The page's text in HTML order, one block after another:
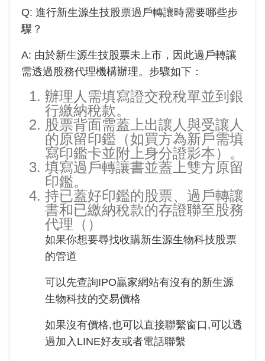
Q: 進行新生源生技股票過戶轉讓時需要哪些步
驟？
A: 由於新生源生技股票未上市，因此過戶轉讓
需透過股務代理機構辦理。步驟如下：
辦理人需填寫證交稅稅單並到銀
行繳納稅款。
股票背面需蓋上出讓人與受讓人
的原留印鑑（如買方為新戶需填
寫印鑑卡並附上身分證影本）。
填寫過戶轉讓書並蓋上雙方原留
印鑑。
持已蓋好印鑑的股票、過戶轉讓
書和已繳納稅款的存證聯至股務
代理（ ）
如果你想要尋找收購新生源生物科技股票
的管道
可以先查詢IPO贏家網站有沒有的新生源
生物科技的交易價格
如果沒有價格,也可以直接聯繫窗口,可以透
過加入LINE好友或者電話聯繫